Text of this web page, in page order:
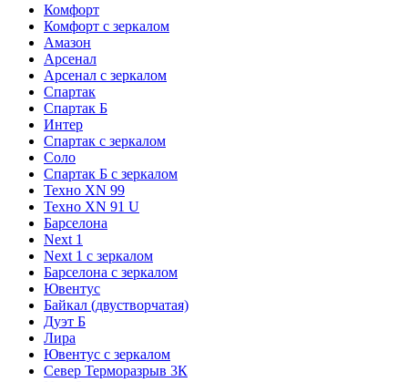
Комфорт
Комфорт с зеркалом
Амазон
Арсенал
Арсенал с зеркалом
Спартак
Спартак Б
Интер
Спартак с зеркалом
Соло
Спартак Б с зеркалом
Техно XN 99
Техно XN 91 U
Барселона
Next 1
Next 1 с зеркалом
Барселона с зеркалом
Ювентус
Байкал (двустворчатая)
Дуэт Б
Лира
Ювентус с зеркалом
Север Терморазрыв 3К